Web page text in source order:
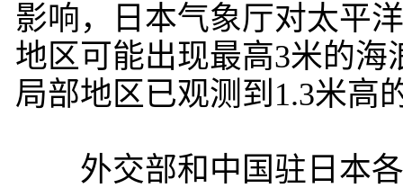
影响，日本气象厅对太平
地区可能出现最高3米的
局部地区已观测到1.3米高
外交部和中国驻日本各